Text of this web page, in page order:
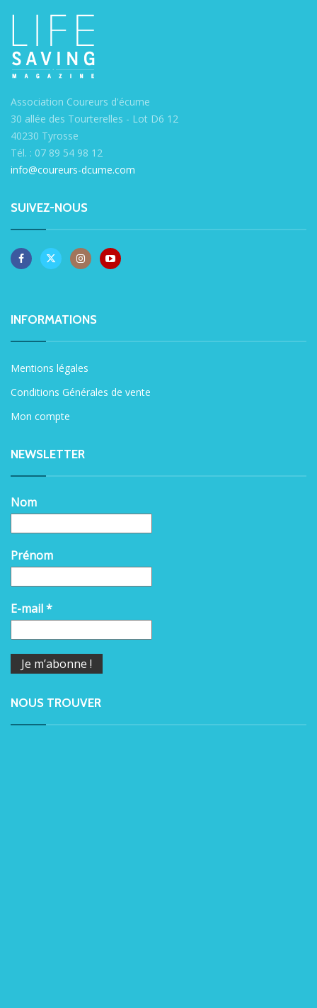
Association Coureurs d'écume
30 allée des Tourterelles - Lot D6 12
40230 Tyrosse
Tél. : 07 89 54 98 12
info@coureurs-dcume.com
SUIVEZ-NOUS
INFORMATIONS
Mentions légales
Conditions Générales de vente
Mon compte
NEWSLETTER
Nom
Prénom
E-mail*
NOUS TROUVER